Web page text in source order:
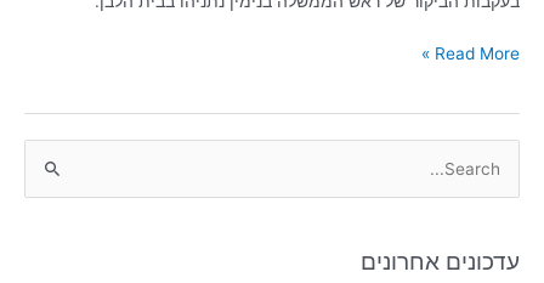
Read More »
rעדכונים אחרונים